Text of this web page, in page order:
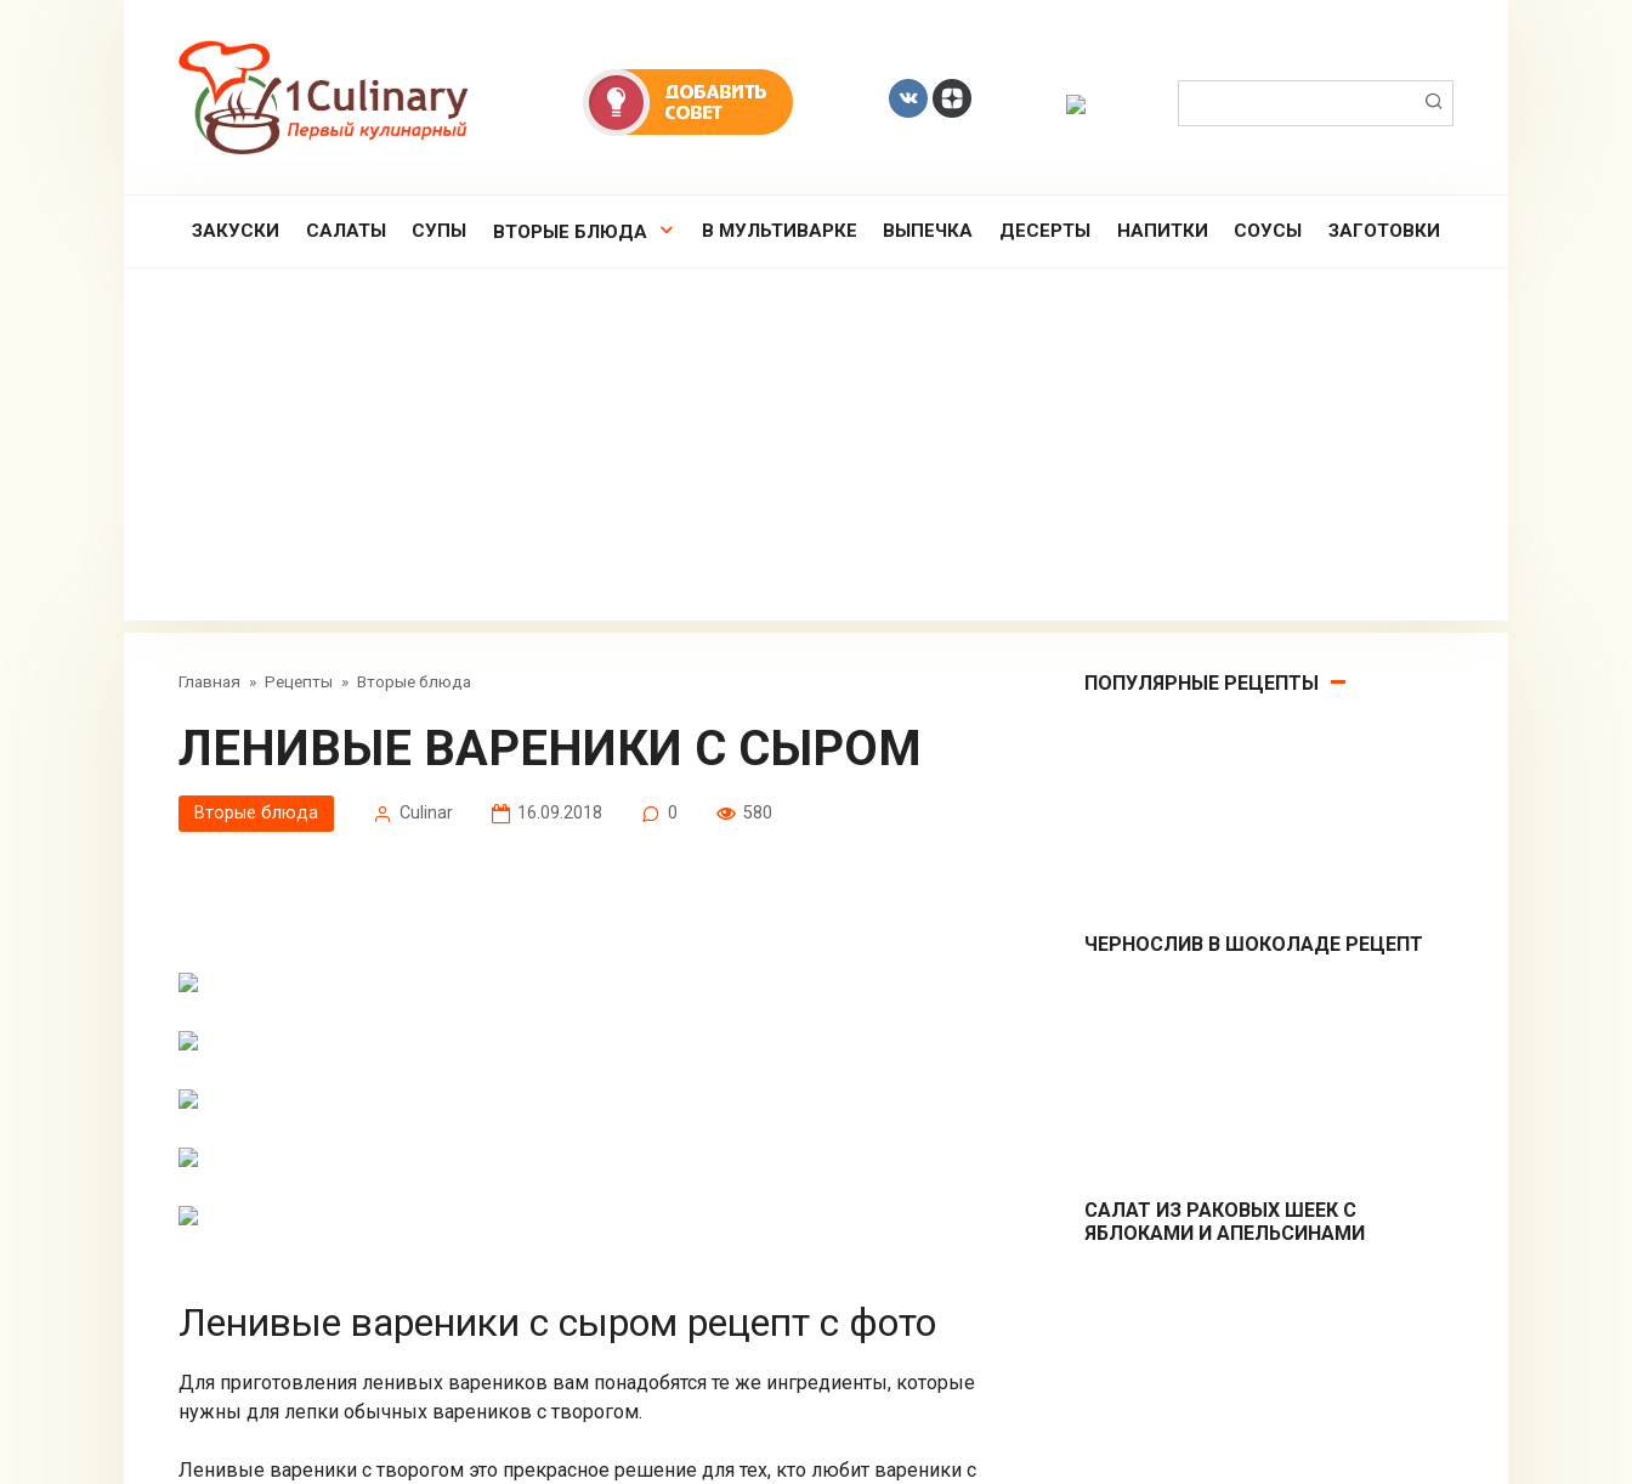
ЗАКУСКИ САЛАТЫ СУПЫ ВТОРЫЕ БЛЮДА В МУЛЬТИВАРКЕ ВЫПЕЧКА ДЕСЕРТЫ НАПИТКИ СОУСЫ ЗАГОТОВКИ
Главная » Рецепты » Вторые блюда
ЛЕНИВЫЕ ВАРЕНИКИ С СЫРОМ
Вторые блюда Сulinar 16.09.2018 0 580
Ленивые вареники с сыром рецепт с фото
Для приготовления ленивых вареников вам понадобятся те же ингредиенты, которые
нужны для лепки обычных вареников с творогом.
Ленивые вареники с творогом это прекрасное решение для тех, кто любит вареники с
ПОПУЛЯРНЫЕ РЕЦЕПТЫ
ЧЕРНОСЛИВ В ШОКОЛАДЕ РЕЦЕПТ
Салаты
САЛАТ ИЗ РАКОВЫХ ШЕЕК С
ЯБЛОКАМИ И АПЕЛЬСИНАМИ